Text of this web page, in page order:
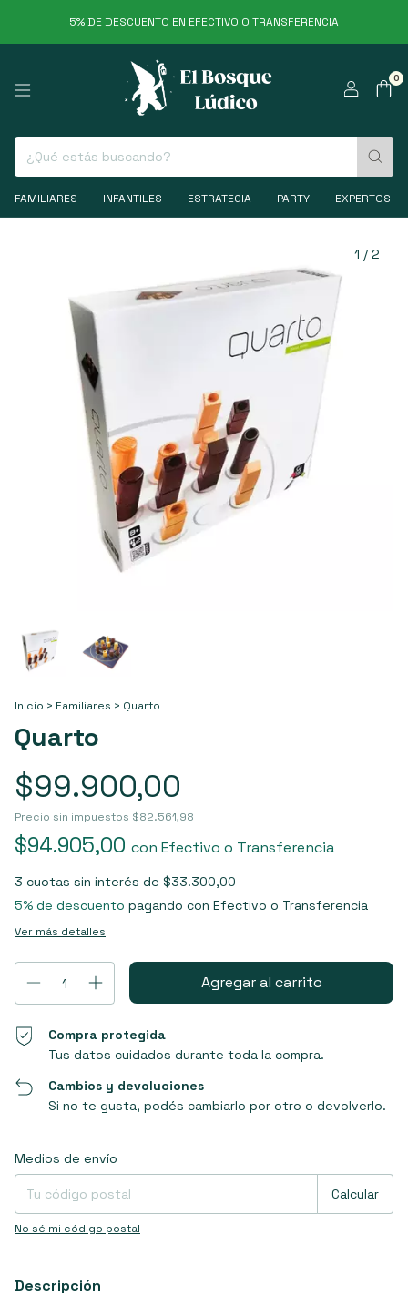
5% DE DESCUENTO EN EFECTIVO O TRANSFERENCIA
0
FAMILIARES INFANTILES ESTRATEGIA PARTY EXPERTOS
1 / 2
Inicio > Familiares > Quarto
Quarto
$99.900,00
Precio sin impuestos $82.561,98
$94.905,00 con Efectivo o Transferencia
3 cuotas sin interés de $33.300,00
5% de descuento pagando con Efectivo o Transferencia
Ver más detalles
Compra protegida
Tus datos cuidados durante toda la compra.
Cambios y devoluciones
Si no te gusta, podés cambiarlo por otro o devolverlo.
Entregas para el CP:
Medios de envío
Calcular
No sé mi código postal
Descripción